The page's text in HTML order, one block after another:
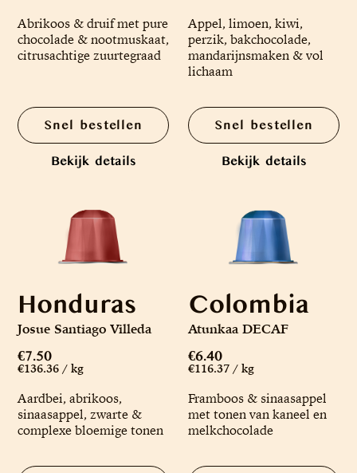
Abrikoos & druif met pure
chocolade & nootmuskaat,
citrusachtige zuurtegraad
Snel bestellen
Bekijk details
Appel, limoen, kiwi,
perzik, bakchocolade,
mandarijnsmaken & vol
lichaam
Snel bestellen
Bekijk details
Honduras
Josue Santiago Villeda
€7.50
€136.36 / kg
Aardbei, abrikoos,
sinaasappel, zwarte &
complexe bloemige tonen
Colombia
Atunkaa DECAF
€6.40
€116.37 / kg
Framboos & sinaasappel
met tonen van kaneel en
melkchocolade